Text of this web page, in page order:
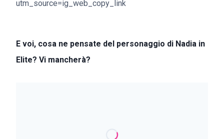
utm_source=ig_web_copy_link
E voi, cosa ne pensate del personaggio di Nadia in
Elite? Vi mancherà?